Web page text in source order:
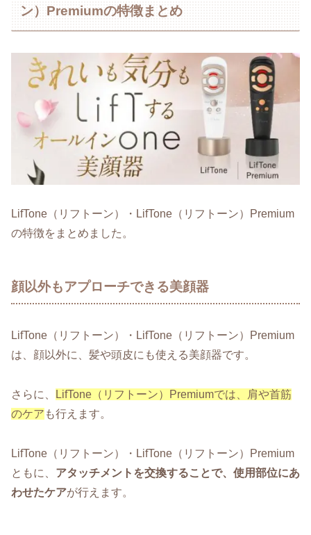
ン）Premiumの特徴まとめ
LifTone（リフトーン）・LifTone（リフトーン）Premium
の特徴をまとめました。
顔以外もアプローチできる美顔器
LifTone（リフトーン）・LifTone（リフトーン）Premium
は、顔以外に、髪や頭皮にも使える美顔器です。
さらに、
LifTone（リフトーン）Premiumでは、肩や首筋
のケア も行えます。
LifTone（リフトーン）・LifTone（リフトーン）Premium
ともに、 アタッチメントを交換することで、使用部位にあ
わせたケアが行えます。